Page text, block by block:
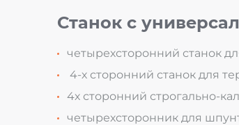
Станок с
четырехсторонний станок
4-х сторонний станок для
4х сторонний строгально-
четырехсторонник для